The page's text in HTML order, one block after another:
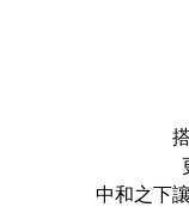
中和之下